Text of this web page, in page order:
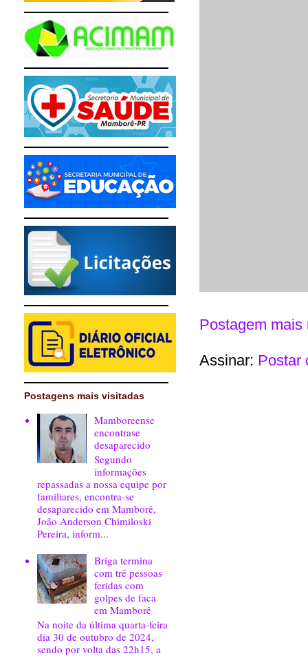
Postagem mais
Assinar: Postar
Postagens mais visitadas
Mamboreense
encontrase
desaparecido
Segundo
informações
repassadas a nossa equipe por
familiares, encontra-se
desaparecido em Mamborê,
João Anderson Chimiloski
Pereira, inform...
Briga termina
com trê pessoas
feridas com
golpes de faca
em Mamborê
Na noite da última quarta-feira
dia 30 de outubro de 2024,
sendo por volta das 22h15, a